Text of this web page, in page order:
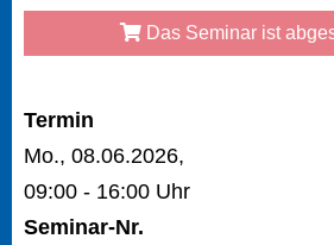
Das Seminar ist
Termin
Mo., 08.06.2026,
09:00 - 16:00 Uhr
Seminar-Nr.